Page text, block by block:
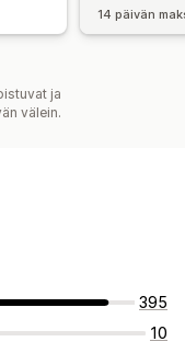
14 päivän
ja
välein.
395
10